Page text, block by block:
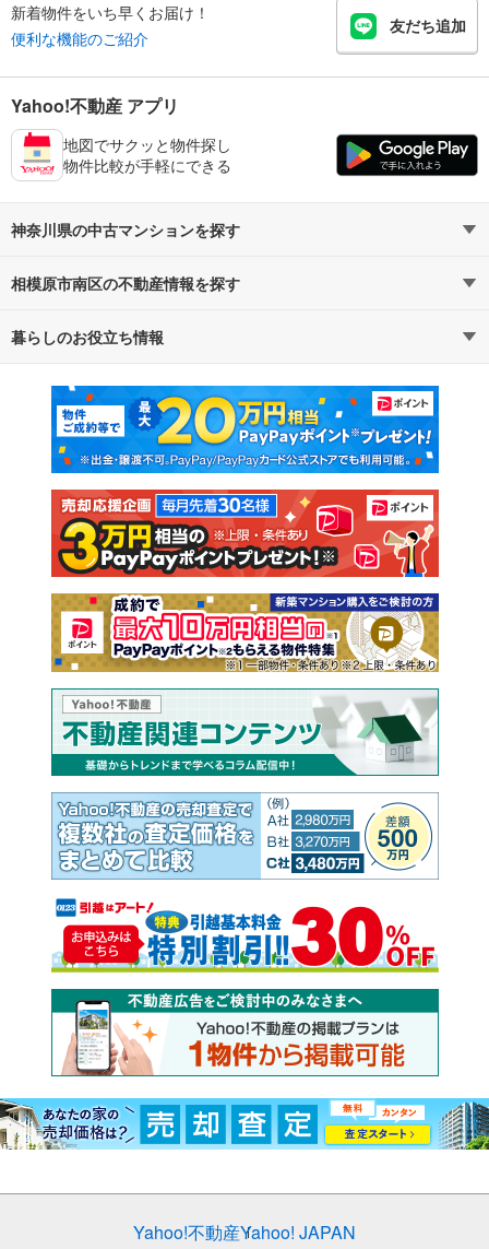
新着物件をいち早くお届け！
便利な機能のご紹介
友だち追加
Yahoo!不動産 アプリ
地図でサクッと物件探し
物件比較が手軽にできる
神奈川県の中古マンションを探す
路線・駅から探す
通勤・通学時間から探す
相模原市南区の不動産情報を探す
不動産・住宅
新築マンション 中古マンション
新築一戸建て 中古一戸建て
注文住宅 土地
売却査定
暮らしのお役立ち情報
マンションカタログ 教えて！住まいの先生
Yahoo!不動産Yahoo! JAPAN